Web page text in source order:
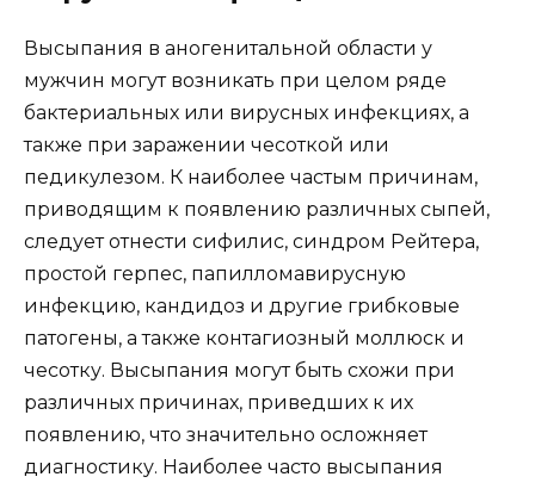
Высыпания в аногенитальной области у
мужчин могут возникать при целом ряде
бактериальных или вирусных инфекциях, а
также при заражении чесоткой или
педикулезом. К наиболее частым причинам,
приводящим к появлению различных сыпей,
следует отнести сифилис, синдром Рейтера,
простой герпес, папилломавирусную
инфекцию, кандидоз и другие грибковые
патогены, а также контагиозный моллюск и
чесотку. Высыпания могут быть схожи при
различных причинах, приведших к их
появлению, что значительно осложняет
диагностику. Наиболее часто высыпания